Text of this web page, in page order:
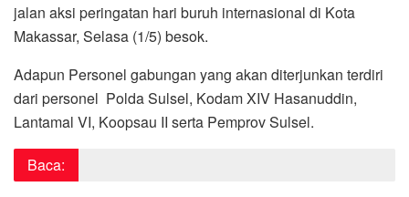
jalan aksi peringatan hari buruh internasional di Kota
Makassar, Selasa (1/5) besok.
Adapun Personel gabungan yang akan diterjunkan terdiri
dari personel Polda Sulsel, Kodam XIV Hasanuddin,
Lantamal VI, Koopsau II serta Pemprov Sulsel.
Baca: